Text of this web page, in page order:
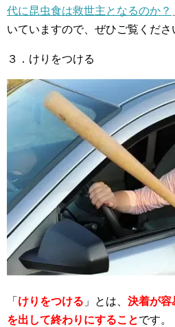
代に昆虫食は救世主となるのか？
いていますので、ぜひご覧くださ
３．けりをつける
「 けりをつける 」とは、 決着が容
を出して終わりにすることです。